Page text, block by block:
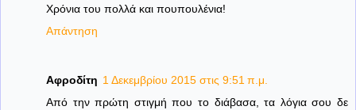
Χρόνια του πολλά και πουπουλένια!
Απάντηση
Αφροδίτη 1 Δεκεμβρίου 2015 στις 9:51 π.μ.
Από την πρώτη στιγμή που το διάβασα, τα λόγια σου δε